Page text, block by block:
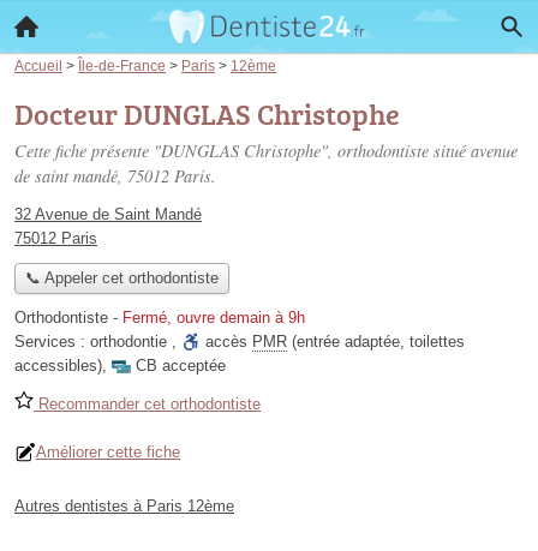
Accueil > Île-de-France > Paris > 12ème
Docteur DUNGLAS Christophe
Cette fiche présente "DUNGLAS Christophe", orthodontiste situé avenue
de saint mandé, 75012 Paris.
32 Avenue de Saint Mandé
75012 Paris
📞 Appeler cet orthodontiste
Orthodontiste - Fermé, ouvre demain à 9h
Services : orthodontie , accès PMR (entrée adaptée, toilettes
accessibles), CB acceptée
Recommander cet orthodontiste
Améliorer cette fiche
Autres dentistes à Paris 12ème